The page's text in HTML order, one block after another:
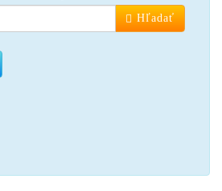
Hľadať